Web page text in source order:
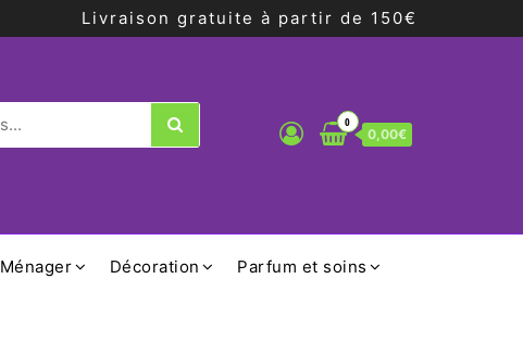
Livraison gratuite à partir de 150€
0
0,00€
Ménager Décoration Parfum et soins